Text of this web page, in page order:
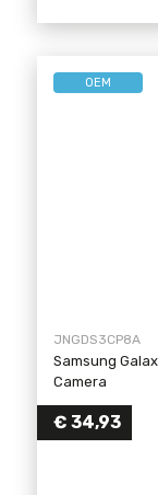
OEM
JNGDS3CP8A
Samsung
Camera
€ 34,93